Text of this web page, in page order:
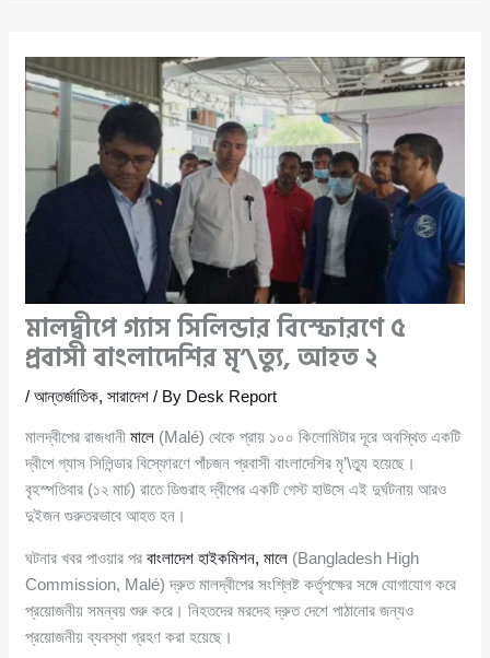
মালদ্বীপে গ্যাস সিলিন্ডার বিস্ফোরণে ৫
প্রবাসী বাংলাদেশির মৃ’\ত্যু, আহত ২
/আন্তর্জাতিক,সারাদেশ / By Desk Report
মালদ্বীপের রাজধানীমালে (Malé) থেকে প্রায় ১০০ কিলোমিটার দূরে অবস্থিত একটি
দ্বীপে গ্যাস সিলিন্ডার বিস্ফোরণে পাঁচজন প্রবাসী বাংলাদেশির মৃ’\ত্যু হয়েছে।
বৃহস্পতিবার (১২ মার্চ) রাতে ডিগুরাহ দ্বীপের একটি গেস্ট হাউসে এই দুর্ঘটনায় আরও
দুইজন গুরুতরভাবে আহত হন।
ঘটনার খবর পাওয়ার পরবাংলাদেশ হাইকমিশন, মালে (Bangladesh High
Commission, Malé) দ্রুত মালদ্বীপের সংশ্লিষ্ট কর্তৃপক্ষের সঙ্গে যোগাযোগ করে
প্রয়োজনীয় সমন্বয় শুরু করে। নিহতদের মরদেহ দ্রুত দেশে পাঠানোর জন্যও
প্রয়োজনীয় ব্যবস্থা গ্রহণ করা হয়েছে।